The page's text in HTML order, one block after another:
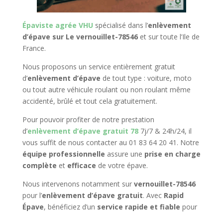
Épaviste agrée VHU spécialisé dans l’enlèvement
d’épave sur Le vernouillet-78546 et sur toute l’Ile de
France.
Nous proposons un service entièrement gratuit
d’enlèvement d’épave de tout type : voiture, moto
ou tout autre véhicule roulant ou non roulant même
accidenté, brûlé et tout cela gratuitement.
Pour pouvoir profiter de notre prestation
d’enlèvement d’épave gratuit 787j/7 & 24h/24, il
vous suffit de nous contacter au 01 83 64 20 41. Notre
équipe professionnelle assure une prise en charge
complète et efficace de votre épave.
Nous intervenons notamment sur vernouillet-78546
pour l’enlèvement d’épave gratuit. Avec Rapid
Épave, bénéficiez d’un service rapide et fiable pour